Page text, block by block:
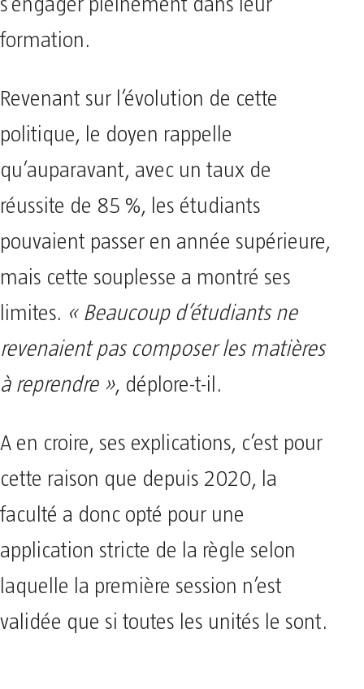
s’engager pleinement dans leur
formation.
Revenant sur l’évolution de cette
politique, le doyen rappelle
qu’auparavant, avec un taux de
réussite de 85 %, les étudiants
pouvaient passer en année supérieure,
mais cette souplesse a montré ses
limites. « Beaucoup d’étudiants ne
revenaient pas composer les matières
à reprendre », déplore-t-il.
A en croire, ses explications, c’est pour
cette raison que depuis 2020, la
faculté a donc opté pour une
application stricte de la règle selon
laquelle la première session n’est
validée que si toutes les unités le sont.